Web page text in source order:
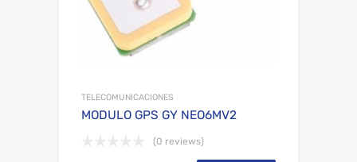
TELECOMUNICACIONES
MODULO GPS GY NEO6MV2
(0 reviews)